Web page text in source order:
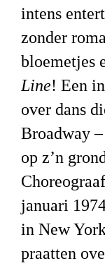
intens
zonder
bloemetjes
Line! Een
over dans
Broadway
op z’n
januari
in New
praatten o